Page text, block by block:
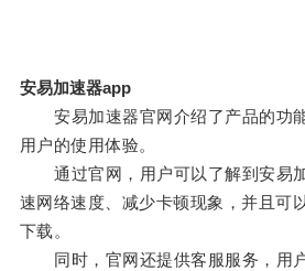
安易加速器app
安易加速器官网介绍了产品的功
用户的使用体验。
通过官网，用户可以了解到安易
速网络速度、减少卡顿现象，并且可
下载。
同时，官网还提供客服服务，用